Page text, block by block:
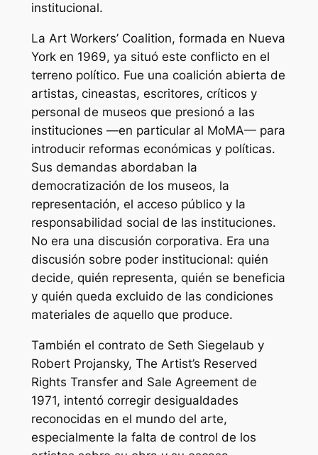
institucional.
La Art Workers’ Coalition, formada en Nueva
York en 1969, ya situó este conflicto en el
terreno político. Fue una coalición abierta de
artistas, cineastas, escritores, críticos y
personal de museos que presionó a las
instituciones —en particular al MoMA— para
introducir reformas económicas y políticas.
Sus demandas abordaban la
democratización de los museos, la
representación, el acceso público y la
responsabilidad social de las instituciones.
No era una discusión corporativa. Era una
discusión sobre poder institucional: quién
decide, quién representa, quién se beneficia
y quién queda excluido de las condiciones
materiales de aquello que produce.
También el contrato de Seth Siegelaub y
Robert Projansky, The Artist’s Reserved
Rights Transfer and Sale Agreementde
1971, intentó corregir desigualdades
reconocidas en el mundo del arte,
especialmente la falta de control de los